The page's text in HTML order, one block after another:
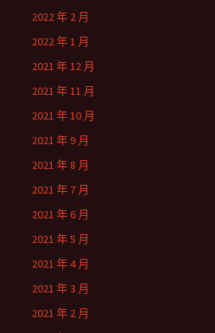
2022 年 2 月
2022 年 1 月
2021 年 12 月
2021 年 11 月
2021 年 10 月
2021 年 9 月
2021 年 8 月
2021 年 7 月
2021 年 6 月
2021 年 5 月
2021 年 4 月
2021 年 3 月
2021 年 2 月